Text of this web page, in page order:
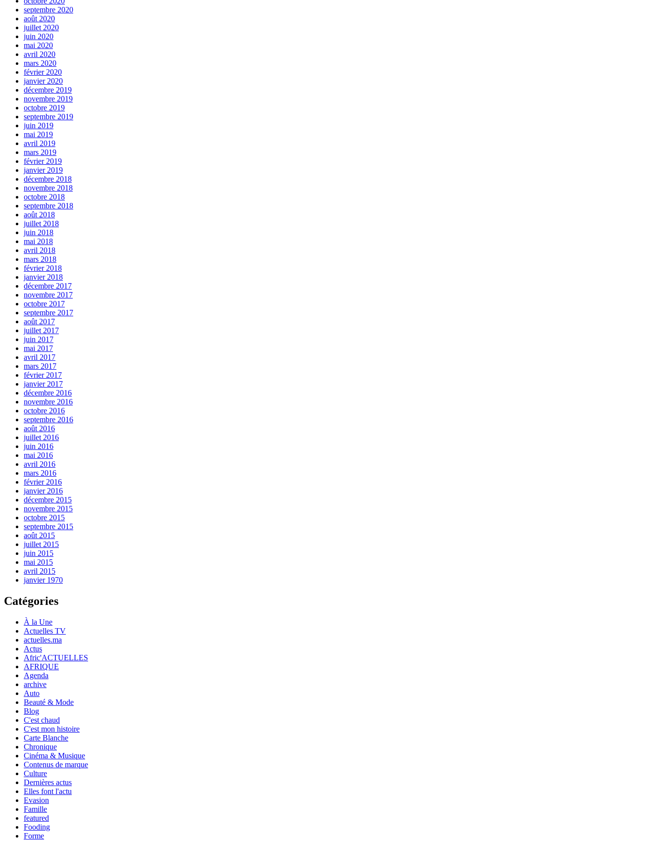
septembre 2020
août 2020
juillet 2020
juin 2020
mai 2020
avril 2020
mars 2020
février 2020
janvier 2020
décembre 2019
novembre 2019
octobre 2019
septembre 2019
juin 2019
mai 2019
avril 2019
mars 2019
février 2019
janvier 2019
décembre 2018
novembre 2018
octobre 2018
septembre 2018
août 2018
juillet 2018
juin 2018
mai 2018
avril 2018
mars 2018
février 2018
janvier 2018
décembre 2017
novembre 2017
octobre 2017
septembre 2017
août 2017
juillet 2017
juin 2017
mai 2017
avril 2017
mars 2017
février 2017
janvier 2017
décembre 2016
novembre 2016
octobre 2016
septembre 2016
août 2016
juillet 2016
juin 2016
mai 2016
avril 2016
mars 2016
février 2016
janvier 2016
décembre 2015
novembre 2015
octobre 2015
septembre 2015
août 2015
juillet 2015
juin 2015
mai 2015
avril 2015
janvier 1970
Catégories
À la Une
Actuelles TV
actuelles.ma
Actus
Afric'ACTUELLES
AFRIQUE
Agenda
archive
Auto
Beauté & Mode
Blog
C'est chaud
C'est mon histoire
Carte Blanche
Chronique
Cinéma & Musique
Contenus de marque
Culture
Dernières actus
Elles font l'actu
Evasion
Famille
featured
Fooding
Forme